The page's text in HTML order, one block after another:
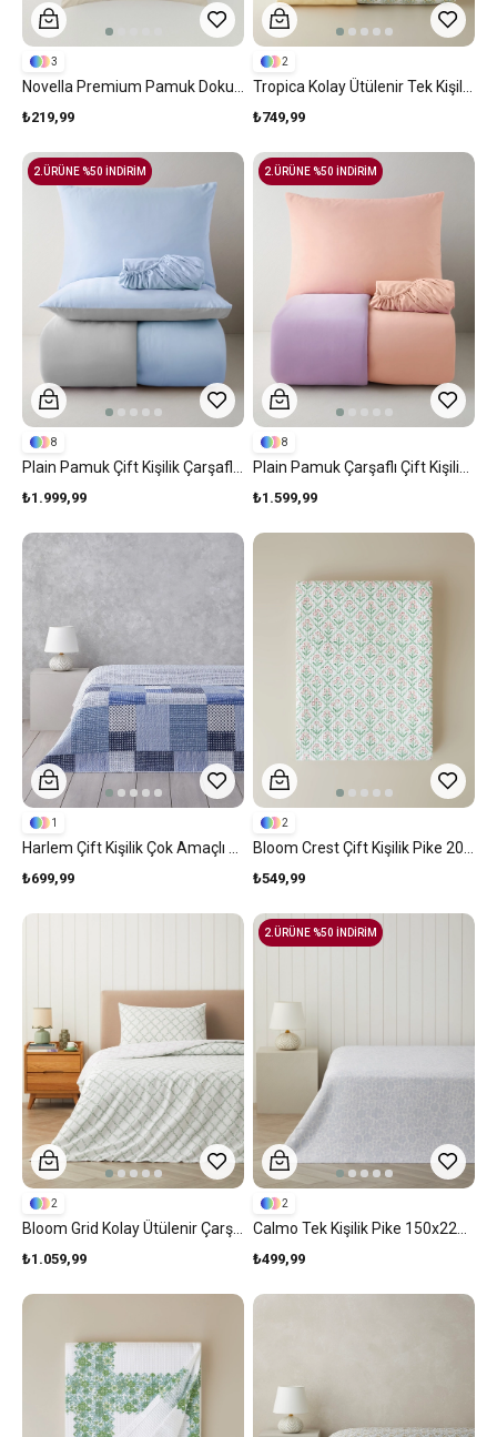
₺219,99
3
₺749,99
2
₺1.999,99
8
2.ÜRÜNE %50 İNDİRİM
₺1.599,99
8
2.ÜRÜNE %50 İNDİRİM
₺699,99
1
₺549,99
2
₺1.059,99
2
₺499,99
2
2.ÜRÜNE %50 İNDİRİM